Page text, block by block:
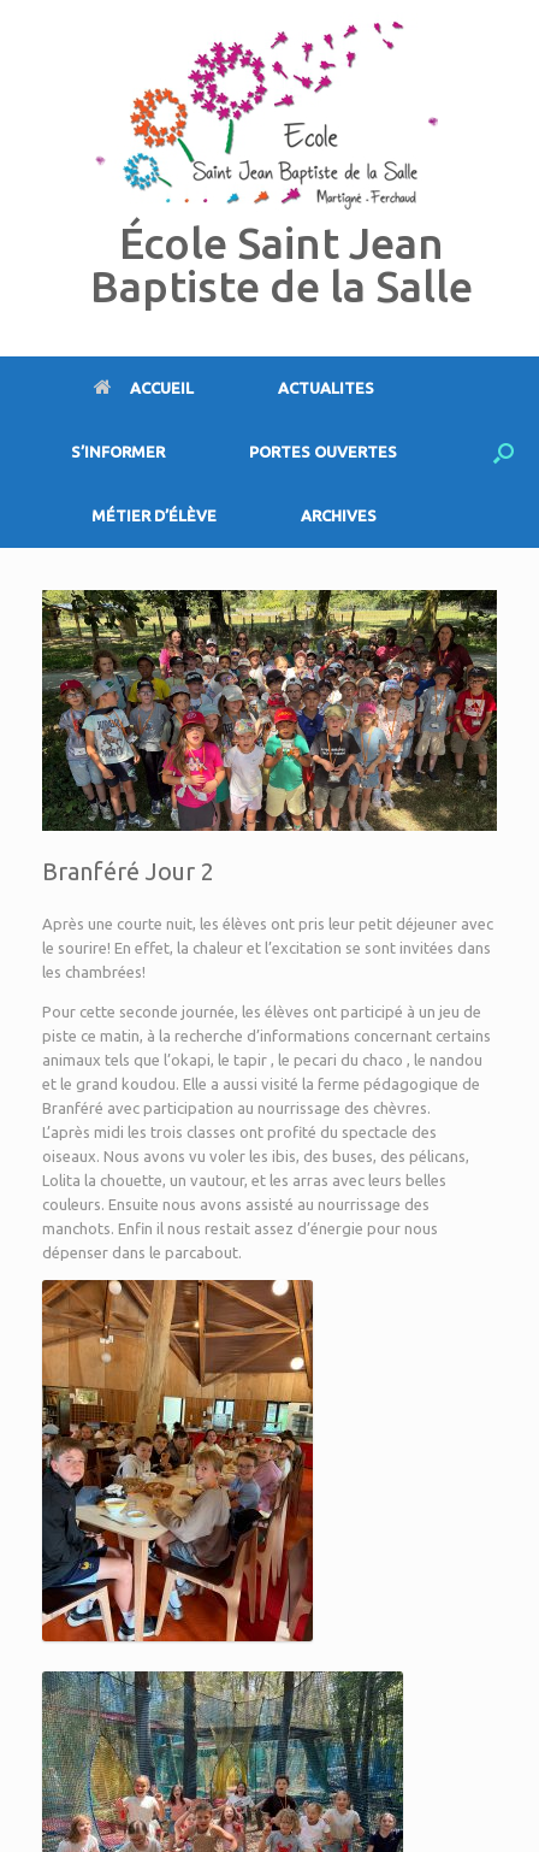
École Saint Jean
Baptiste de la Salle
ACCUEIL ACTUALITES
S’INFORMER PORTES OUVERTES
MÉTIER D’ÉLÈVE ARCHIVES
Branféré Jour 2
Après une courte nuit, les élèves ont pris leur petit déjeuner avec
le sourire! En effet, la chaleur et l’excitation se sont invitées dans
les chambrées!
Pour cette seconde journée, les élèves ont participé à un jeu de
piste ce matin, à la recherche d’informations concernant certains
animaux tels que l’okapi, le tapir , le pecari du chaco , le nandou
et le grand koudou. Elle a aussi visité la ferme pédagogique de
Branféré avec participation au nourrissage des chèvres.
L’après midi les trois classes ont profité du spectacle des
oiseaux. Nous avons vu voler les ibis, des buses, des pélicans,
Lolita la chouette, un vautour, et les arras avec leurs belles
couleurs. Ensuite nous avons assisté au nourrissage des
manchots. Enfin il nous restait assez d’énergie pour nous
dépenser dans le parcabout.